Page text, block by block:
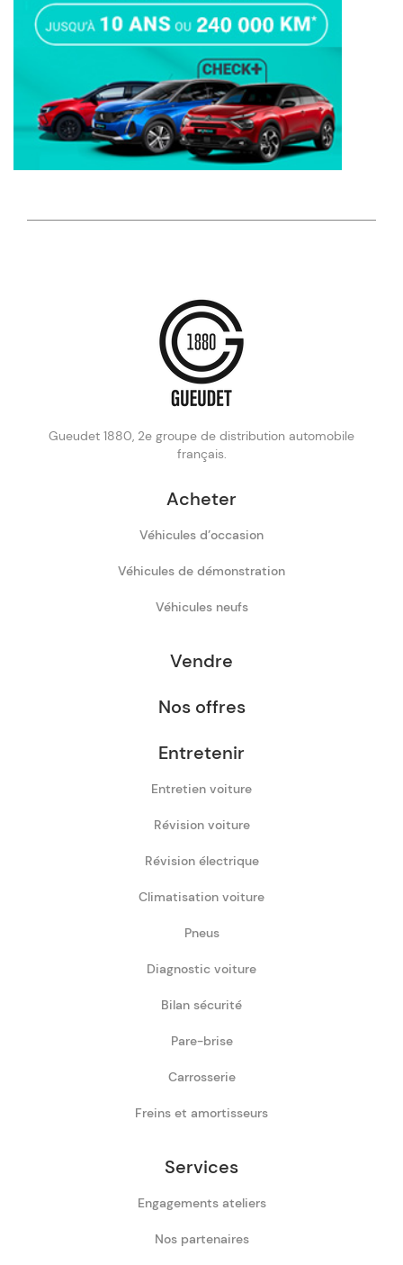
Gueudet 1880, 2e groupe de distribution automobile
français.
Acheter
Véhicules d’occasion
Véhicules de démonstration
Véhicules neufs
Vendre
Nos offres
Entretenir
Entretien voiture
Révision voiture
Révision électrique
Climatisation voiture
Pneus
Diagnostic voiture
Bilan sécurité
Pare-brise
Carrosserie
Freins et amortisseurs
Services
Engagements ateliers
Nos partenaires